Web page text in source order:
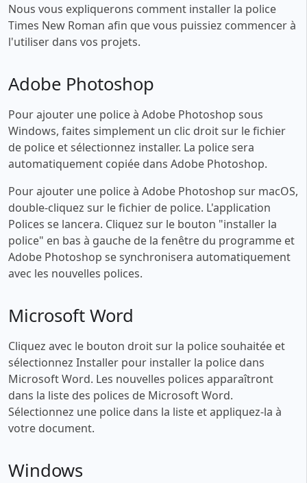
Nous vous expliquerons comment installer la police
Times New Roman afin que vous puissiez commencer à
l'utiliser dans vos projets.
Adobe Photoshop
Pour ajouter une police à Adobe Photoshop sous
Windows, faites simplement un clic droit sur le fichier
de police et sélectionnez installer. La police sera
automatiquement copiée dans Adobe Photoshop.
Pour ajouter une police à Adobe Photoshop sur macOS,
double-cliquez sur le fichier de police. L'application
Polices se lancera. Cliquez sur le bouton "installer la
police" en bas à gauche de la fenêtre du programme et
Adobe Photoshop se synchronisera automatiquement
avec les nouvelles polices.
Microsoft Word
Cliquez avec le bouton droit sur la police souhaitée et
sélectionnez Installer pour installer la police dans
Microsoft Word. Les nouvelles polices apparaîtront
dans la liste des polices de Microsoft Word.
Sélectionnez une police dans la liste et appliquez-la à
votre document.
Windows